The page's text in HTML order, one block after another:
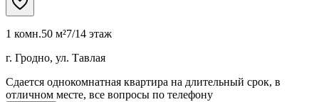
1 комн.50 м²7/14 этаж
г. Гродно, ул. Тавлая
Сдается однокомнатная квартира на длительный срок, в
отличном месте, все вопросы по телефону